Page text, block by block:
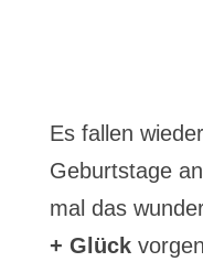
Es fallen
Geburtstage
mal das
+ Glück